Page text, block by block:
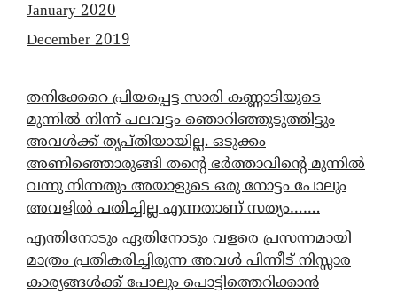
January 2020
December 2019
തനിക്കേറെ പ്രിയപ്പെട്ട സാരി കണ്ണാടിയുടെ
മുന്നിൽ നിന്ന് പലവട്ടം ഞൊറിഞ്ഞുടുത്തിട്ടും
അവൾക്ക് തൃപ്തിയായില്ല. ഒടുക്കം
അണിഞ്ഞൊരുങ്ങി തന്റെ ഭർത്താവിന്റെ മുന്നിൽ
വന്നു നിന്നതും അയാളുടെ ഒരു നോട്ടം പോലും
അവളിൽ പതിച്ചില്ല എന്നതാണ് സത്യം…….
എന്തിനോടും ഏതിനോടും വളരെ പ്രസന്നമായി
മാത്രം പ്രതികരിച്ചിരുന്ന അവൾ പിന്നീട് നിസ്സാര
കാര്യങ്ങൾക്ക് പോലും പൊട്ടിത്തെറിക്കാൻ